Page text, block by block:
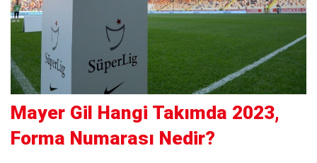
Mayer Gil Hangi Takımda 2023,
Forma Numarası Nedir?